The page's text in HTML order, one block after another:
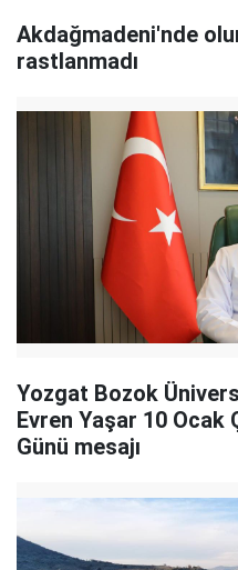
Akdağmadeni'nde
rastlanmadı
Yozgat Bozok
Evren Yaşar 10 Ocak
Günü mesajı